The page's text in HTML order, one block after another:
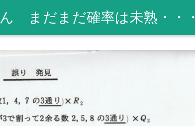
まだまだ確率は未熟・・・